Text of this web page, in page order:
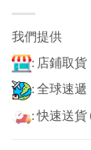
我們提供
: 店鋪取貨
: 全球速遞
: 快速送貨